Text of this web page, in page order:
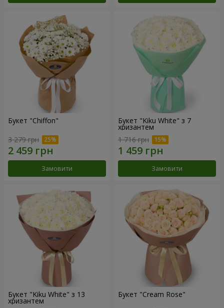
Букет "Chiffon"
3 279 грн
Замовити
Букет "Kiku White" з 7
хризантем
1 716 грн
Замовити
Букет "Kiku White" з 13
хризантем
Букет "Cream Rose"